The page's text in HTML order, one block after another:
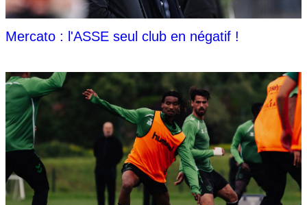
Mercato : l'ASSE seul club en négatif !